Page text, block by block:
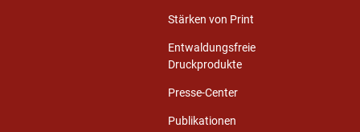
Stärken von Print
Entwaldungsfreie
Druckprodukte
Presse-Center
Publikationen